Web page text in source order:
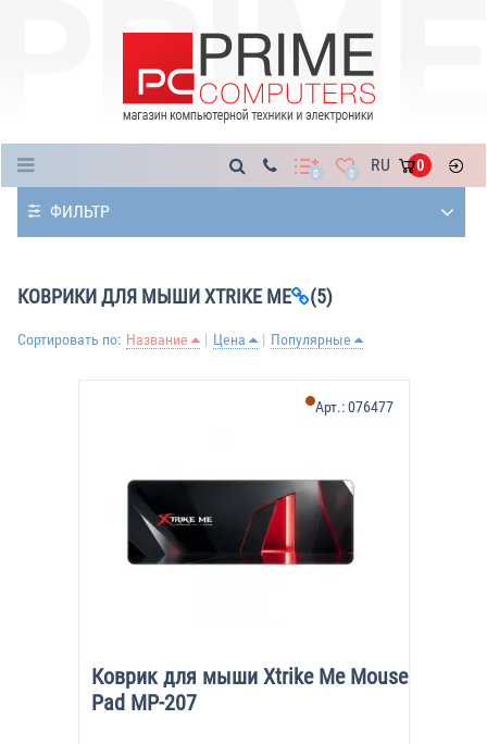
0 0 RU 0
ФИЛЬТР
КОВРИКИ ДЛЯ МЫШИ XTRIKE ME (5)
Сортировать по: Название Цена Популярные
Коврик для мыши Xtrike Me Mouse
Pad MP-207
Арт.:076477